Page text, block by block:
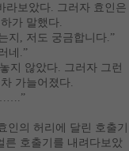
라보았다. 그러자 효인은
하가 말했다.
지 , 저도 궁금합니다.”
네 .”
지 않았다. 그러자 그런
가늘어졌다.
.”
인의 허리에 달린 호출기
른 호출기를 내려다보았